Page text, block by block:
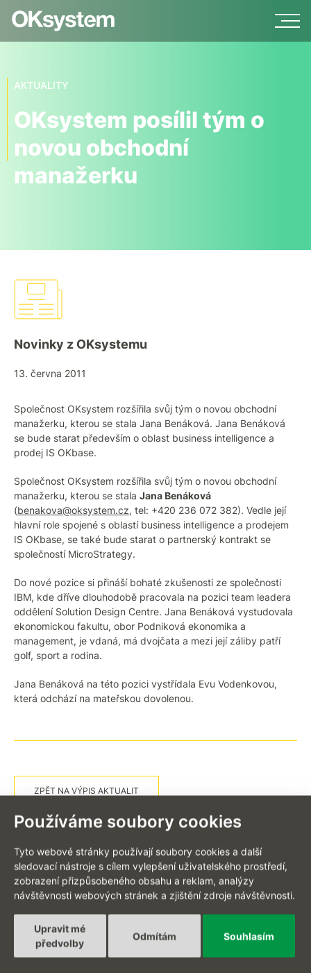
Používáme soubory cookies
Tyto webové stránky používají soubory cookies a další
sledovací nástroje s cílem vylepšení uživatelského prostředí,
zobrazení přizpůsobeného obsahu a reklam, analýzy
návštěvnosti webových stránek a zjištění zdroje návštěvnosti.
Souhlasím
Odmítám
Upravit mé
předvolby
AKTUALITY
OKsystem posílil tým o
novou obchodní
manažerku
Novinky z OKsystemu
13. června 2011
Společnost OKsystem rozšířila svůj tým o novou obchodní
manažerku, kterou se stala Jana Benáková. Jana Benáková
se bude starat především o oblast business intelligence a
prodej IS OKbase.
Společnost OKsystem rozšířila svůj tým o novou obchodní
manažerku, kterou se stala Jana Benáková
(benakova@oksystem.cz, tel: +420 236 072 382). Vedle její
hlavní role spojené s oblastí business intelligence a prodejem
IS OKbase, se také bude starat o partnerský kontrakt se
společností MicroStrategy.
Do nové pozice si přináší bohaté zkušenosti ze společnosti
IBM, kde dříve dlouhodobě pracovala na pozici team leadera
oddělení Solution Design Centre. Jana Benáková vystudovala
ekonomickou fakultu, obor Podniková ekonomika a
management, je vdaná, má dvojčata a mezi její záliby patří
golf, sport a rodina.
Jana Benáková na této pozici vystřídala Evu Vodenkovou,
která odchází na mateřskou dovolenou.
ZPĚT NA VÝPIS AKTUALIT
Projekty na míru